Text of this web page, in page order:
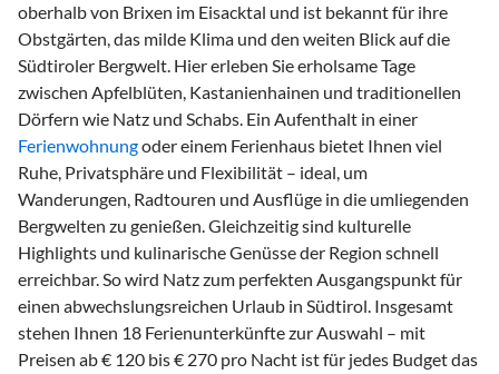
oberhalb von Brixen im Eisacktal und ist bekannt für ihre
Obstgärten, das milde Klima und den weiten Blick auf die
Südtiroler Bergwelt. Hier erleben Sie erholsame Tage
zwischen Apfelblüten, Kastanienhainen und traditionellen
Dörfern wie Natz und Schabs. Ein Aufenthalt in einer
Ferienwohnungoder einem Ferienhaus bietet Ihnen viel
Ruhe, Privatsphäre und Flexibilität – ideal, um
Wanderungen, Radtouren und Ausflüge in die umliegenden
Bergwelten zu genießen. Gleichzeitig sind kulturelle
Highlights und kulinarische Genüsse der Region schnell
erreichbar. So wird Natz zum perfekten Ausgangspunkt für
einen abwechslungsreichen Urlaub in Südtirol. Insgesamt
stehen Ihnen 18 Ferienunterkünfte zur Auswahl – mit
Preisen ab € 120 bis € 270 pro Nacht ist für jedes Budget das